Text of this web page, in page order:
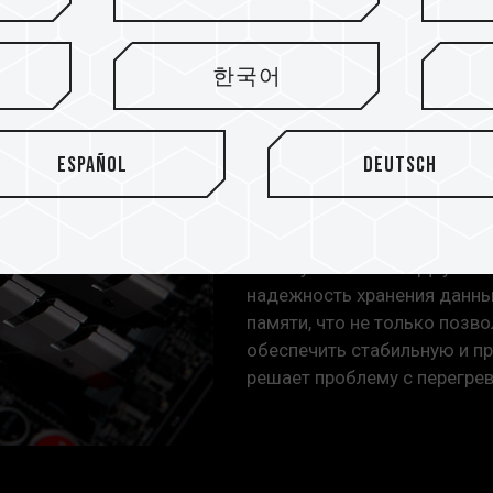
Радиатор
модуль
8%
Новый модуль памяти
DDR3 DARK по
высоту и по бокам.
надежность хранения
памяти, что не только
обеспечить стабильную и
решает проблему с
한국어
Español Deutsch